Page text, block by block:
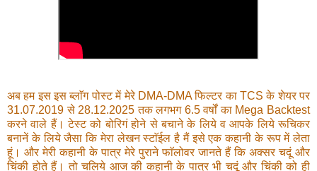
अब हम इस इस ब्लाॅग पोस्ट में मेरे DMA-DMA फिल्टर का TCS के शेयर पर
31.07.2019 से 28.12.2025 तक लगभग 6.5 वर्षों का Mega Backtest
करने वाले हैं। टेस्ट को बोरिगं होने से बचाने के लिये व आपके लिये रूचिकर
बनानें के लिये जैसा कि मेरा लेखन स्टाॅईल है मैं इसे एक कहानी के रूप में लेता
हूं। और मेरी कहानी के पात्र मेरे पुराने फाॅलोवर जानते हैं कि अक्सर चदूं और
चिंकी होते हैं। तो चलिये आज की कहानी के पात्र भी चदूं और चिंकी को ही